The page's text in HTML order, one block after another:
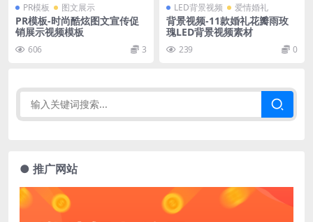
PR模板 图文展示
PR模板-时尚酷炫图文宣传促
销展示视频模板
606 3
LED背景视频 爱情婚礼
背景视频-11款婚礼花瓣雨玫
瑰LED背景视频素材
239 0
● 推广网站